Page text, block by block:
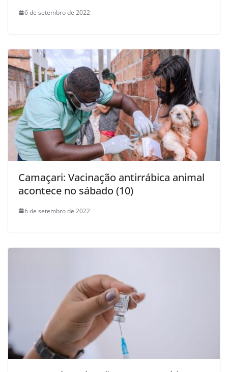
6 de setembro de 2022
Camaçari: Vacinação antirrábica animal
acontece no sábado (10)
6 de setembro de 2022